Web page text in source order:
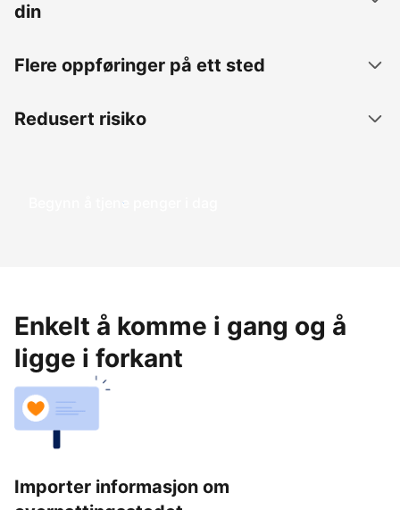
din
Flere oppføringer på ett sted
Redusert risiko
Begynn å tjene penger i dag
Enkelt å komme i gang og å
ligge i forkant
Importer informasjon om